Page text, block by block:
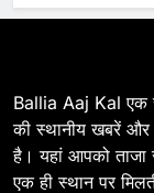
6
7
Ballia Aaj Kal एक
की स्थानीय खबरें और
है। यहां आपको ताजा
एक ही स्थान पर